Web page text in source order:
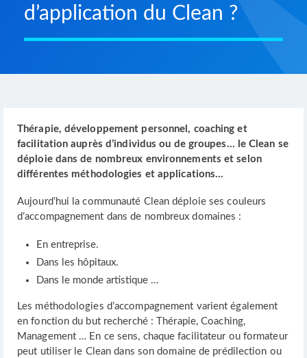
d’application du Clean ?
Thérapie, développement personnel, coaching et
facilitation auprès d’individus ou de groupes… le Clean se
déploie dans de nombreux environnements et selon
différentes méthodologies et applications…
Aujourd’hui la communauté Clean déploie ses couleurs
d’accompagnement dans de nombreux domaines :
En entreprise.
Dans les hôpitaux.
Dans le monde artistique …
Les méthodologies d’accompagnement varient également
en fonction du but recherché : Thérapie, Coaching,
Management … En ce sens, chaque facilitateur ou formateur
peut utiliser le Clean dans son domaine de prédilection ou